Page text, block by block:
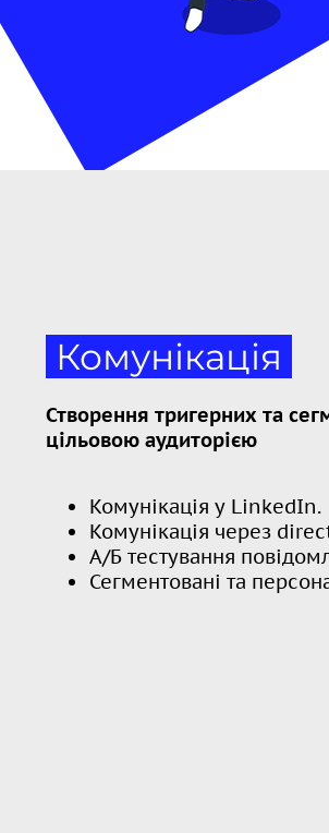
Комунікація
Створення тригерних та
цільовою аудиторією
Комунікація у LinkedIn.
Комунікація через
А/Б тестування
Сегментовані та